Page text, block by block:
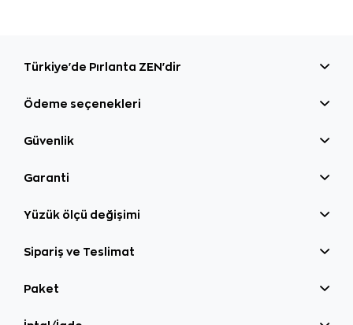
Türkiye'de Pırlanta ZEN'dir
Ödeme seçenekleri
Güvenlik
Garanti
Yüzük ölçü değişimi
Sipariş ve Teslimat
Paket